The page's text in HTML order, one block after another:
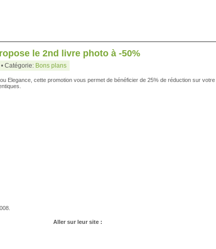
le 2nd livre photo à -50%
Catégorie: Bons plans
Elegance, cette promotion vous permet de bénéficier de 25% de réduction sur votre
Aller sur leur site :